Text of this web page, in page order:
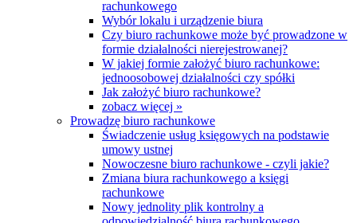
rachunkowego
Wybór lokalu i urządzenie biura
Czy biuro rachunkowe może być prowadzone w
formie działalności nierejestrowanej?
W jakiej formie założyć biuro rachunkowe:
jednoosobowej działalności czy spółki
Jak założyć biuro rachunkowe?
zobacz więcej »
Prowadzę biuro rachunkowe
Świadczenie usług księgowych na podstawie
umowy ustnej
Nowoczesne biuro rachunkowe - czyli jakie?
Zmiana biura rachunkowego a księgi
rachunkowe
Nowy jednolity plik kontrolny a